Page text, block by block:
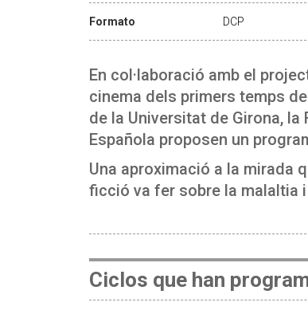
Formato DCP
En col·laboració amb el
cinema dels primers temps
de la Universitat de Girona,
Española proposen un
Una aproximació a la mirada
ficció va fer sobre la malaltia
Ciclos que han